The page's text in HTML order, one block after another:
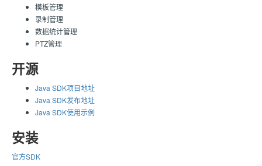
模板管理
录制管理
数据统计管理
PTZ管理
开源
Java SDK项目地址
Java SDK发布地址
Java SDK使用示例
安装
官方SDK